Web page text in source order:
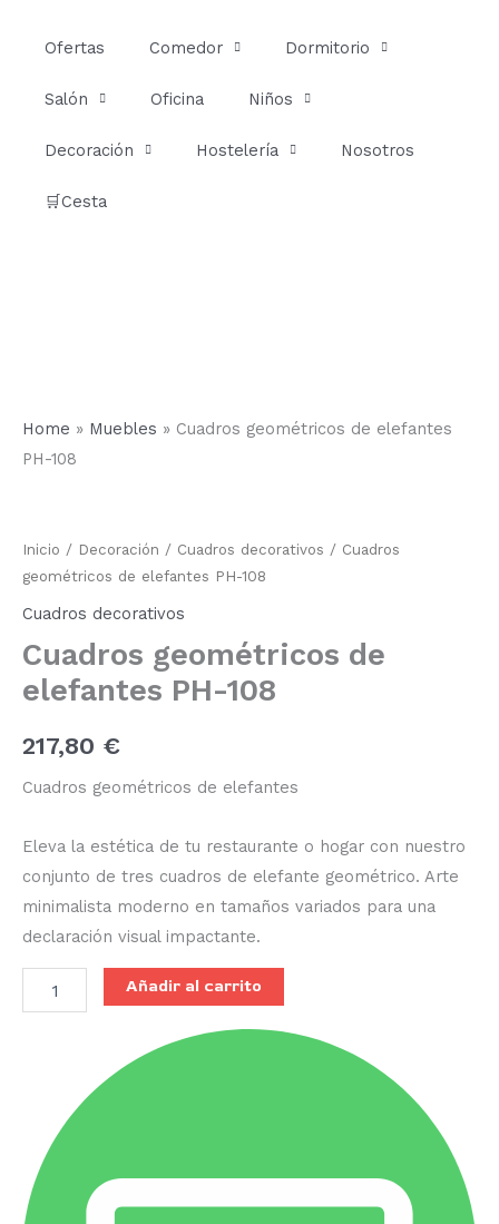
Ofertas Comedor Dormitorio
Salón Oficina Niños
Decoración Hostelería Nosotros
🛒Cesta
Home » Muebles » Cuadros geométricos de elefantes
PH-108
Inicio / Decoración / Cuadros decorativos / Cuadros
geométricos de elefantes PH-108
Cuadros decorativos
Cuadros geométricos de
elefantes PH-108
217,80 €
Cuadros geométricos de elefantes
Eleva la estética de tu restaurante o hogar con nuestro
conjunto de tres cuadros de elefante geométrico. Arte
minimalista moderno en tamaños variados para una
declaración visual impactante.
elefantes
PH-
cantidad
Añadir al carrito